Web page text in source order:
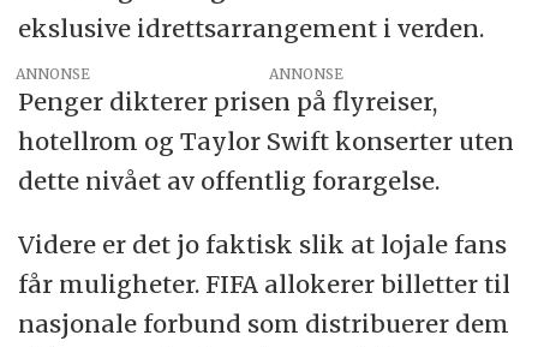
ekslusive idrettsarrangement i verden.
ANNONSE
Penger dikterer prisen på flyreiser,
hotellrom og Taylor Swift konserter uten
dette nivået av offentlig forargelse.
Videre er det jo faktisk slik at lojale fans
får muligheter. FIFA allokerer billetter til
nasjonale forbund som distribuerer dem